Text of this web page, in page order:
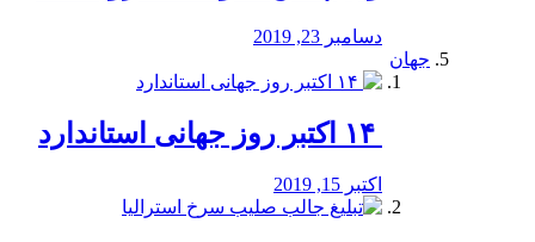
دسامبر 23, 2019
جهان
اکتبر 15, 2019